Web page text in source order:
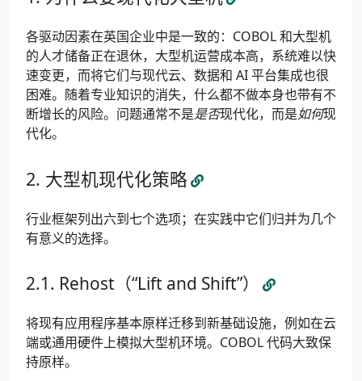
各驱动因素在英国企业中是一致的：COBOL 和大型机
的人才储备正在退休，大型机运营成本高，系统难以快
速变更，而将它们与现代云、数据和 AI 平台集成也很
困难。随着专业知识的消失，什么都不做本身也带有不
断增长的风险。问题通常不是是否现代化，而是如何现
代化。
大型机现代化策略
行业框架列出六到七个选项；在实践中它们归并为几个
有意义的选择。
Rehost（“Lift and Shift”）
将现有应用程序基本原样迁移到新基础设施，例如在云
端或通用硬件上模拟大型机环境。COBOL 代码大致保
持原样。